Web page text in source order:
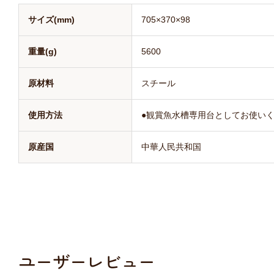
サイズ(mm) 705×370×98
重量(g) 5600
原材料 スチール
使用方法 ●観賞魚水槽専用台としてお使いく
原産国 中華人民共和国
ユーザーレビュー